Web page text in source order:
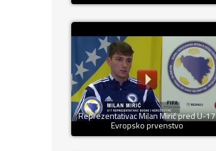
Reprezentativac Milan Mirić pred U-17
Evropsko prvenstvo